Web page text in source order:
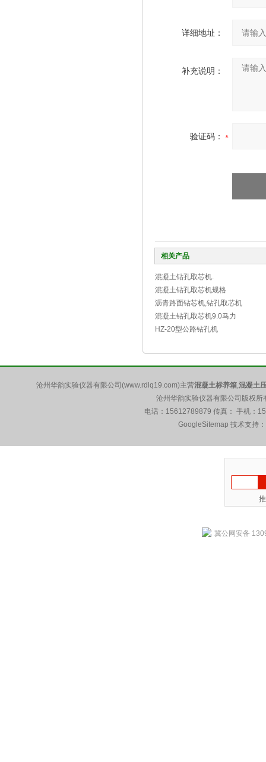
详细地址：
补充说明：
验证码：
相关产品
混凝土钻孔取芯机.
混凝土钻孔取芯机规格
沥青路面钻芯机,钻孔取芯机
混凝土钻孔取芯机9.0马力
HZ-20型公路钻孔机
沧州华韵实验仪器有限公司(www.rdlq19.com)主营混凝土标养箱,混凝土
沧州华韵实验仪器有限公司版权
电话：15612789879 传真： 手机：
GoogleSitemap 技术支持
冀公网安备